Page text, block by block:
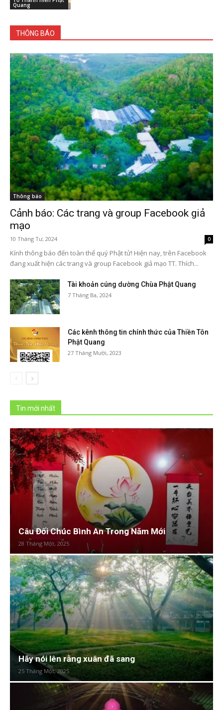
Quang
THÔNG BÁO
Thông báo
Cảnh báo: Các trang và group Facebook giả
mạo
10 Tháng Tư, 2024 0
Kính thông báo đến toàn thể quý Phật tử! Hiện nay, trên Facebook
đang xuất hiện các trang và group Facebook giả mạo TT. Thích...
Tài khoản cúng dường Chùa Phật Quang
7 Tháng Ba, 2024
Các kênh thông tin chính thức của Thiền Tôn
Phật Quang
27 Tháng Mười, 2023
Tin mới nhất
Câu Đối Chúc Bình An Trong Năm Mới
28 Tháng Một, 2025
Hãy nói lên rằng xuân đã sang
25 Tháng Một, 2025